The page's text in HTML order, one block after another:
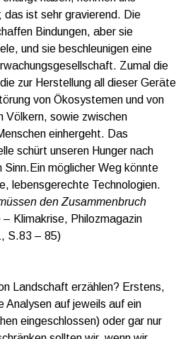
das ist sehr gravierend. Die
Bindungen, aber sie
und sie beschleunigen eine
Zumal die
zur Herstellung all dieser Geräte
von Ökosystemen und von
Völkern, sowie zwischen
einhergeht. Das
schürt unseren Hunger nach
Sinn.Ein möglicher Weg könnte
lebensgerechte Technologien.
den Zusammenbruch
– Klimakrise, Philozmagazin
S.83 – 85)
Landschaft erzählen? Erstens,
auf jeweils auf ein
eingeschlossen) oder gar nur